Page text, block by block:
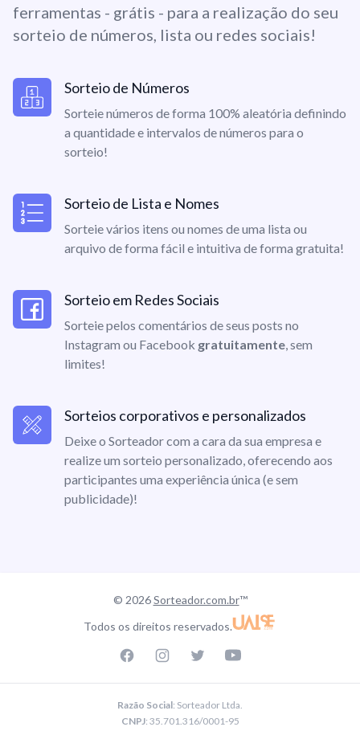
ferramentas - grátis - para a realização do seu
sorteio de números, lista ou redes sociais!
Sorteio de Números
Sorteie números de forma 100% aleatória definindo
a quantidade e intervalos de números para o
sorteio!
Sorteio de Lista e Nomes
Sorteie vários itens ou nomes de uma lista ou
arquivo de forma fácil e intuitiva de forma gratuita!
Sorteio em Redes Sociais
Sorteie pelos comentários de seus posts no
Instagram ou Facebook gratuitamente, sem
limites!
Sorteios corporativos e personalizados
Deixe o Sorteador com a cara da sua empresa e
realize um sorteio personalizado, oferecendo aos
participantes uma experiência única (e sem
publicidade)!
© 2026Sorteador.com.br™
Todos os direitos reservados.
Razão Social: Sorteador Ltda.
CNPJ: 35.701.316/0001-95